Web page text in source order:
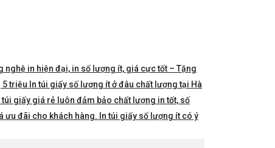
in hiện đại, in số lượng ít, giá cực tốt – Tặng
triệu In túi giấy số lượng ít ở đâu chất lượng tại Hà
giấy giá rẻ luôn đảm bảo chất lượng in tốt, số
ưu đãi cho khách hàng. In túi giấy số lượng ít có ý